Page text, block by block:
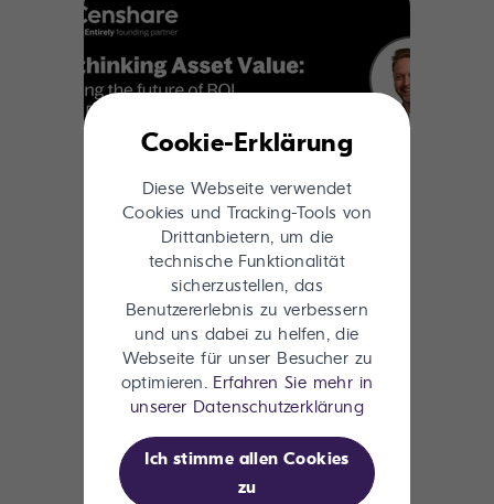
Rethinking Asset Value:
Driving the future of ROI
with Digital Backlot
Discover how advanced asset
tagging, VFX file handling, and
decomposition techniques
streamline production, reducing
redundancy and cutting asset
Cookie-Erklärung
Diese Webseite verwendet
Cookies und Tracking-Tools von
Drittanbietern, um die
technische Funktionalität
sicherzustellen, das
Benutzererlebnis zu verbessern
und uns dabei zu helfen, die
Webseite für unser Besucher zu
optimieren. Erfahren Sie mehr in
unserer Datenschutzerklärung
Ich stimme allen Cookies
zu